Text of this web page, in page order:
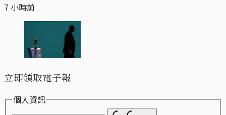
7 小時前
立即領取電子報
個人資訊